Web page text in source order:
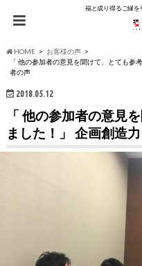
福と成り得るご縁
HOME
お客様の声
「 他の参加者の意見を聞けて、とても参
者の声
2018.05.12
「 他の参加者の意見
ました！」 企画創造